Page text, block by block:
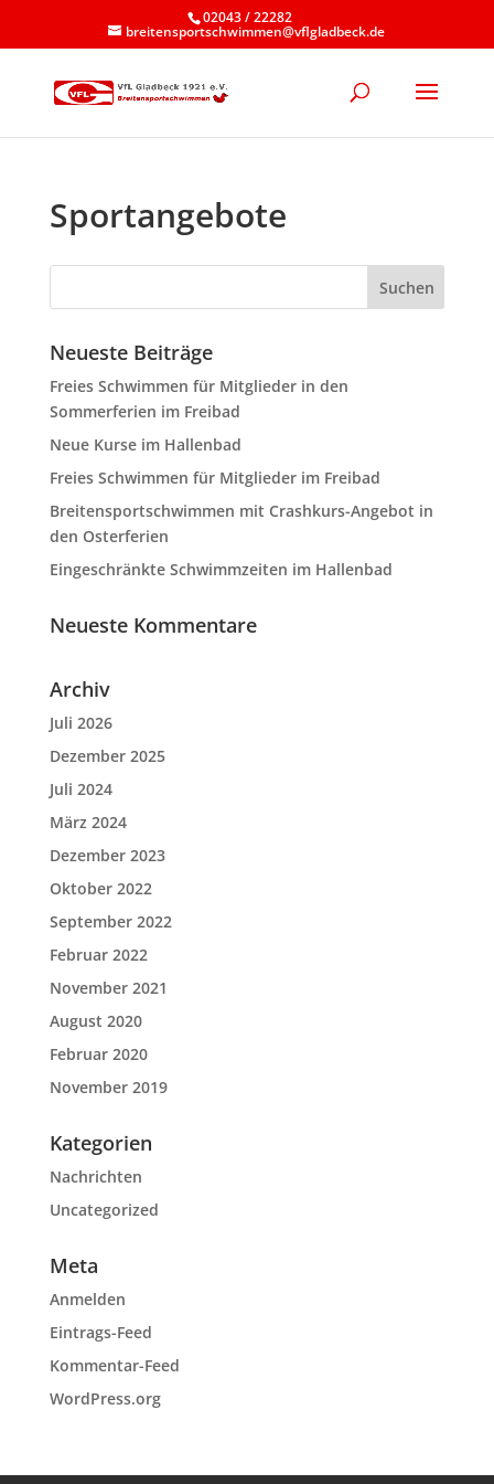
02043 / 22282
breitensportschwimmen@vflgladbeck.de
Sportangebote
Neueste Beiträge
Freies Schwimmen für Mitglieder in den
Sommerferien im Freibad
Neue Kurse im Hallenbad
Freies Schwimmen für Mitglieder im Freibad
Breitensportschwimmen mit Crashkurs-Angebot in
den Osterferien
Eingeschränkte Schwimmzeiten im Hallenbad
Neueste Kommentare
Archiv
Juli 2026
Dezember 2025
Juli 2024
März 2024
Dezember 2023
Oktober 2022
September 2022
Februar 2022
November 2021
August 2020
Februar 2020
November 2019
Kategorien
Nachrichten
Uncategorized
Meta
Anmelden
Eintrags-Feed
Kommentar-Feed
WordPress.org